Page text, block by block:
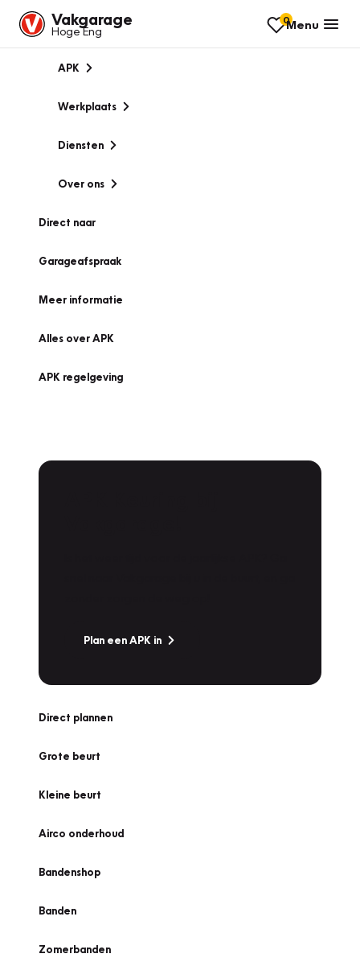
Vakgarage
Hoge Eng
0Menu
APK
Werkplaats
Diensten
Over ons
Direct naar
Garageafspraak
Meer informatie
Alles over APK
APK regelgeving
Plan een APK in
Direct plannen
Grote beurt
Kleine beurt
Airco onderhoud
Bandenshop
Banden
Zomerbanden